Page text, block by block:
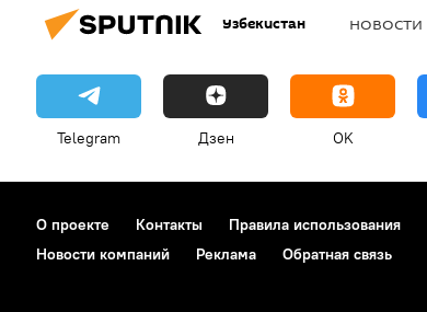
Узбекистан НОВОСТИ
Telegram Дзен OK
О проекте Контакты Правила использования
Новости компаний
Реклама Обратная связь